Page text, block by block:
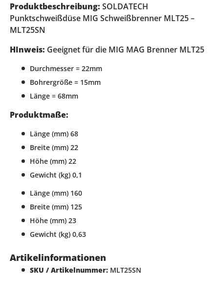
Produktbeschreibung: SOLDATECH
Punktschweißdüse MIG Schweißbrenner MLT25 –
MLT25SN
HInweis: Geeignet für die MIG MAG Brenner MLT25
Durchmesser = 22mm
Bohrergröße = 15mm
Länge = 68mm
Produktmaße:
Länge (mm) 68
Breite (mm) 22
Höhe (mm) 22
Gewicht (kg) 0,1
Länge (mm) 160
Breite (mm) 125
Höhe (mm) 23
Gewicht (kg) 0,63
Artikelinformationen
SKU / Artikelnummer: MLT25SN